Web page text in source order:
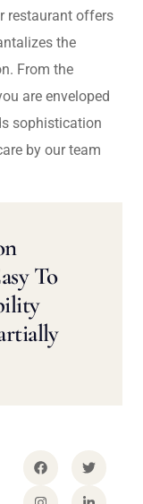
restaurant offers
the
From the
are enveloped
sophistication
by our team
To